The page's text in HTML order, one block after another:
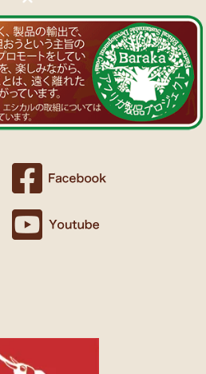
限切れ大特価！～期間限定 在庫限り
たいないセール～タンザニア産カシ
限切れ大特価！
～期間限定 在庫限り
ズ ジュエリー 新入荷！トレーディン
文による一点もの～
の作品限定入荷～
ート～Sサイズの作品 新入荷！作家
紹介します
名 M―Z
然素材 環境配慮したエシカル製品～
ん～
ァッションを広める活動中！
感想
端処理してあってすぐ着れるし、カフ
が大きく開いているので、素肌寝（家
う。
ンマーブルが届きました。
りの品でした。
っていて、合わせるピアスを探してい
。
ご感想
りがとうございますっ。
もお邪魔できたらと思います。